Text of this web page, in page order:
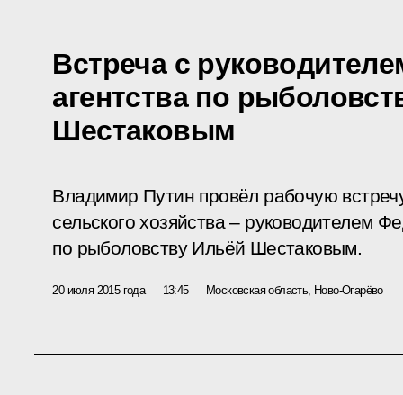
Встреча с
агентства по
Шестаковым
Владимир Путин провёл рабочую
сельского хозяйства – руководителем
по рыболовству Ильёй Шестаковым.
20 июля 2015 года 13:45 Московская область, Ново-Огарёво